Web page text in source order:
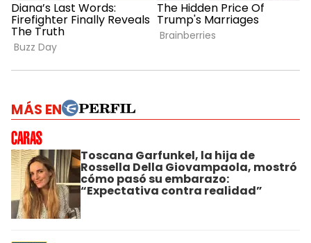
MÁS EN
Toscana Garfunkel, la hija de
Rossella Della Giovampaola, mostró
cómo pasó su embarazo:
“Expectativa contra realidad”